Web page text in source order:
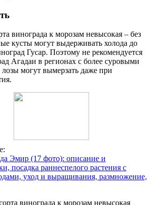
винограда к морозам невысокая – без
кусты могут выдерживать холода до
Гусар. Поэтому не рекомендуется
Агадаи в регионах с более суровыми
лозы могут вымерзать даже при
Эмир (17 фото): описание и
посадка раннеспелого растения с
уход и выращивания, размножение,